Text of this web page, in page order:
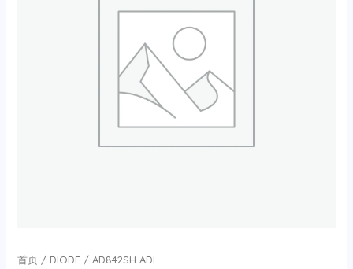
首页/ DIODE/ AD842SH ADI